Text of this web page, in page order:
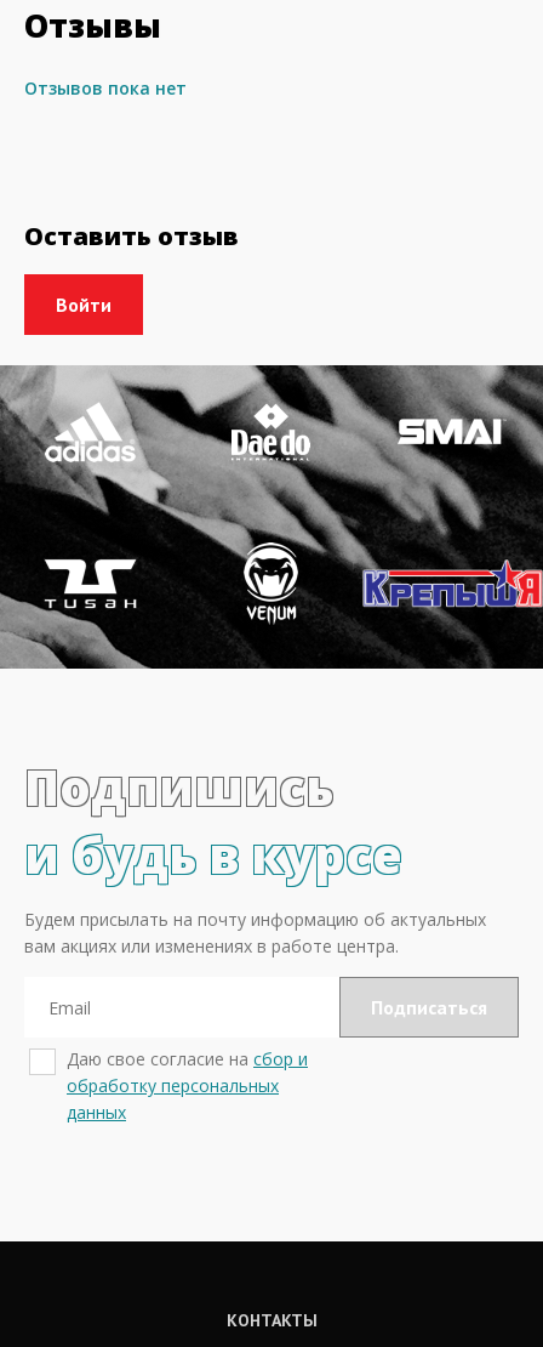
Отзывы
Отзывов пока нет
Оставить отзыв
Подпишись
и будь в курсе
Будем присылать на почту информацию об актуальных
вам акциях или изменениях в работе центра.
Даю свое согласие на сбор и
обработку персональных
данных
КОНТАКТЫ